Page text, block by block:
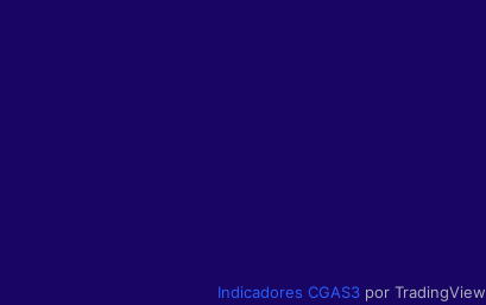
Indicadores CGAS3 por TradingView